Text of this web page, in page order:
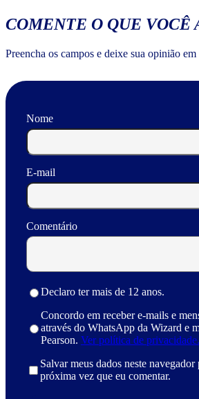
COMENTE O QUE VOCÊ
Preencha os campos e deixe sua opinião em
Nome
E-mail
Comentário
Declaro ter mais de 12 anos.
Concordo em receber e-mails e
através do WhatsApp da Wizard e
Pearson. Ver política de privacidade.
Salvar meus dados neste navegador
próxima vez que eu comentar.